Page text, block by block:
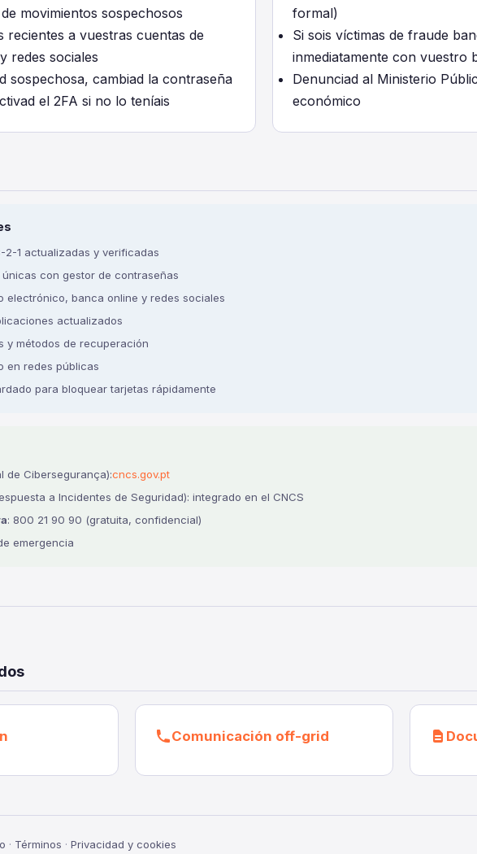
movimientos sospechosos
recientes a vuestras cuentas de
redes sociales
sospechosa, cambiad la contraseña
el 2FA si no lo teníais
formal)
Si sois víctimas de fraude
inmediatamente con vuestro
Denunciad al Ministerio
económico
2-1 actualizadas y verificadas
con gestor de contraseñas
electrónico, banca online y redes sociales
actualizados
y métodos de recuperación
en redes públicas
para bloquear tarjetas rápidamente
de Cibersegurança):cncs.gov.pt
a Incidentes de Seguridad): integrado en el CNCS
: 800 21 90 90 (gratuita, confidencial)
emergencia
Comunicación off-grid
· Términos · Privacidad y cookies